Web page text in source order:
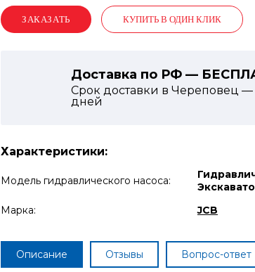
КУПИТЬ В ОДИН КЛИК
Доставка по РФ —
Срок доставки в Череповец —
дней
Характеристики:
Модель гидравлического насоса:
Марка:
JCB
Описание Отзывы Вопрос-ответ